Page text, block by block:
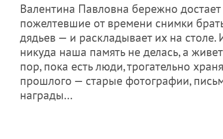
Валентина Павловна бережно
пожелтевшие от времени снимки
дядьев — и раскладывает их на столе.
никуда наша память не делась, а
пор, пока есть люди, трогательно
прошлого — старые фотографии,
награды…